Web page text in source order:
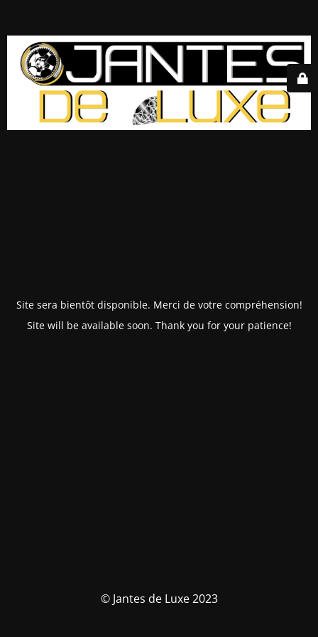
Site sera bientôt disponible. Merci de votre compréhension!
Site will be available soon. Thank you for your patience!
© Jantes de Luxe 2023